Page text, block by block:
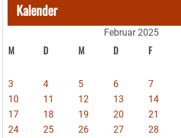
Kalender
Februar 2025
M D M D F
3
4 5 6 7
10
11 12 13 14
17
18 19 20 21
24
25 26 27
28